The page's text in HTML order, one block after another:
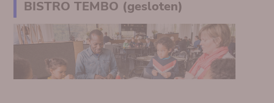
BISTRO TEMBO (gesloten)